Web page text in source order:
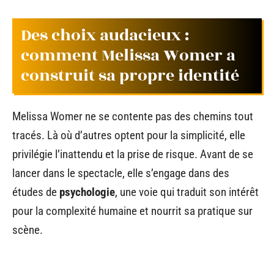
Des choix audacieux :
comment Melissa Womer a
construit sa propre identité
Melissa Womer ne se contente pas des chemins tout
tracés. Là où d’autres optent pour la simplicité, elle
privilégie l’inattendu et la prise de risque. Avant de se
lancer dans le spectacle, elle s’engage dans des
études de psychologie, une voie qui traduit son intérêt
pour la complexité humaine et nourrit sa pratique sur
scène.